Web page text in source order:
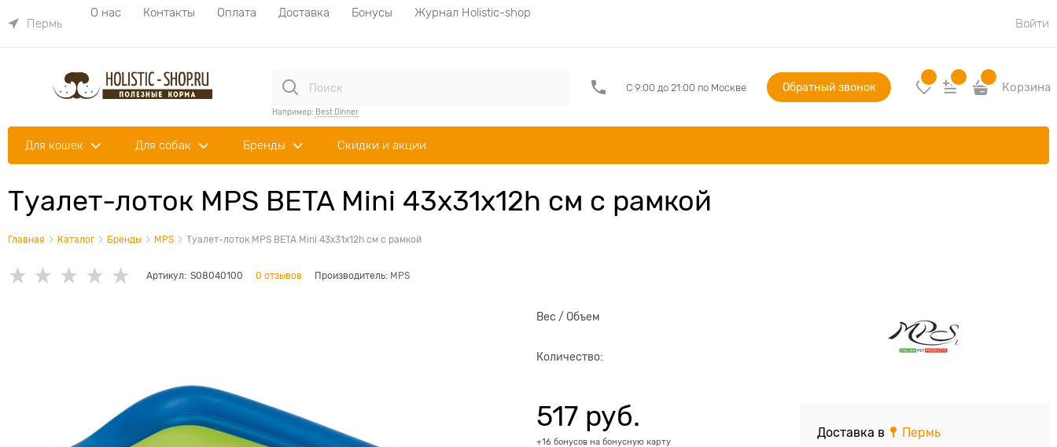
Пермь
О нас Контакты Оплата Доставка Бонусы
Журнал Holistic-shop
Войти
Например: Best Dinner
С 9:00 до 21:00 по Москве Обратный звонок Корзина
Для кошек Для собак Бренды Скидки и акции
Туалет-лоток MPS BETA Mini 43х31х12h см с рамкой
Главная Каталог Бренды MPS Туалет-лоток MPS BETA Mini 43х31х12h см с рамкой
Артикул: S08040100 0 отзывов Производитель: MPS
Вес / Объем
Количество:
517 руб.
+16 бонусов на бонусную карту
Доставка в Пермь